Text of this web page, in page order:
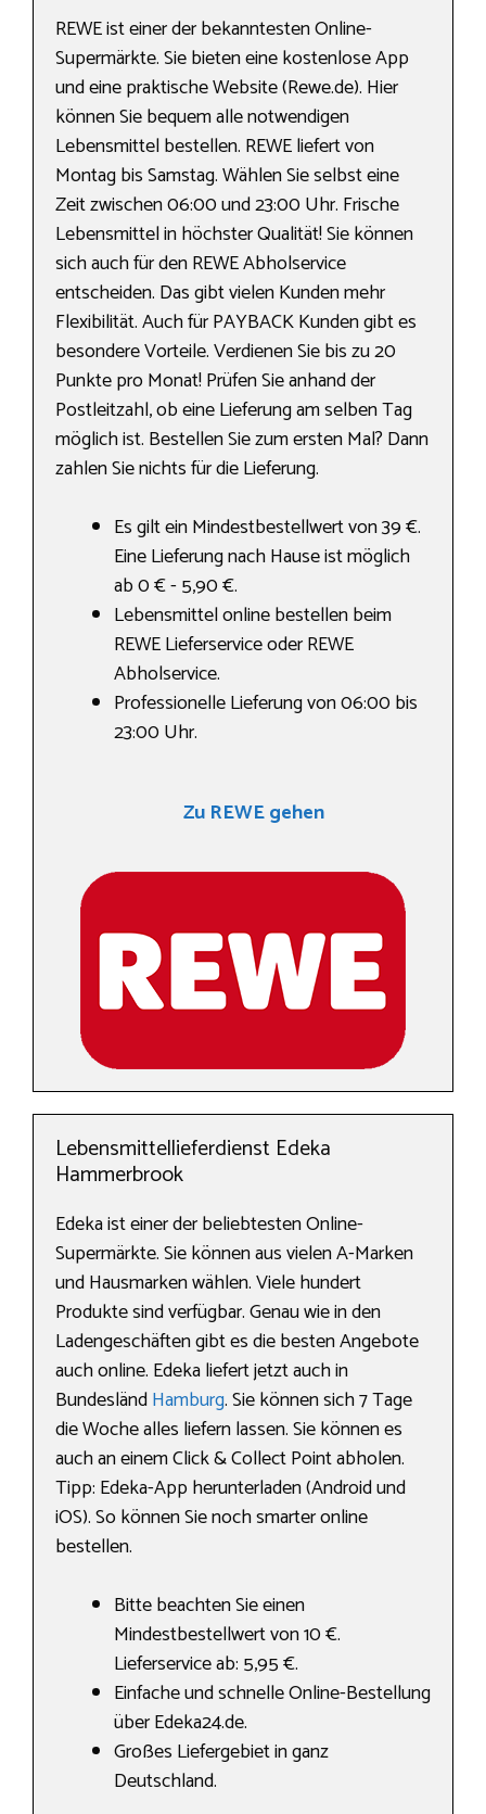
REWE ist einer der bekanntesten Online-
Supermärkte. Sie bieten eine kostenlose App
und eine praktische Website (Rewe.de). Hier
können Sie bequem alle notwendigen
Lebensmittel bestellen. REWE liefert von
Montag bis Samstag. Wählen Sie selbst eine
Zeit zwischen 06:00 und 23:00 Uhr. Frische
Lebensmittel in höchster Qualität! Sie können
sich auch für den REWE Abholservice
entscheiden. Das gibt vielen Kunden mehr
Flexibilität. Auch für PAYBACK Kunden gibt es
besondere Vorteile. Verdienen Sie bis zu 20
Punkte pro Monat! Prüfen Sie anhand der
Postleitzahl, ob eine Lieferung am selben Tag
möglich ist. Bestellen Sie zum ersten Mal? Dann
zahlen Sie nichts für die Lieferung.
Es gilt ein Mindestbestellwert von 39 €.
Eine Lieferung nach Hause ist möglich
ab 0 € - 5,90 €.
Lebensmittel online bestellen beim
REWE Lieferservice oder REWE
Abholservice.
Professionelle Lieferung von 06:00 bis
23:00 Uhr.
Zu REWE gehen
Lebensmittellieferdienst Edeka
Hammerbrook
Edeka ist einer der beliebtesten Online-
Supermärkte. Sie können aus vielen A-Marken
und Hausmarken wählen. Viele hundert
Produkte sind verfügbar. Genau wie in den
Ladengeschäften gibt es die besten Angebote
auch online. Edeka liefert jetzt auch in
BundesländHamburg. Sie können sich 7 Tage
die Woche alles liefern lassen. Sie können es
auch an einem Click & Collect Point abholen.
Tipp: Edeka-App herunterladen (Android und
iOS). So können Sie noch smarter online
bestellen.
Bitte beachten Sie einen
Mindestbestellwert von 10 €.
Lieferservice ab: 5,95 €.
Einfache und schnelle Online-Bestellung
über Edeka24.de.
Großes Liefergebiet in ganz
Deutschland.